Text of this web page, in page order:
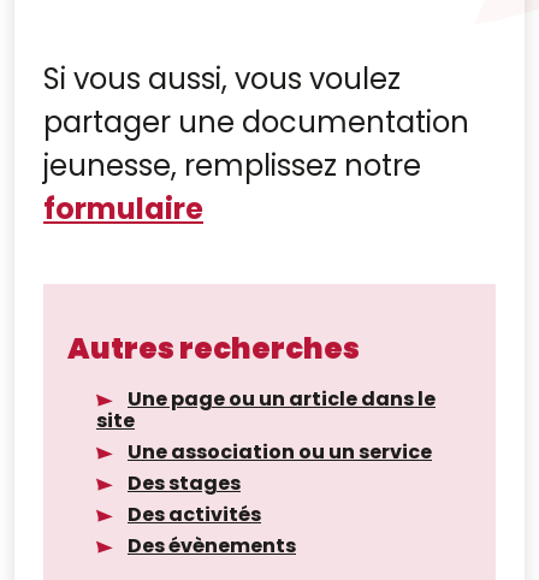
Si vous aussi, vous voulez
partager une documentation
jeunesse, remplissez notre
formulaire
Autres recherches
Une page ou un article dans le
site
Une association ou un service
Des stages
Des activités
Des évènements